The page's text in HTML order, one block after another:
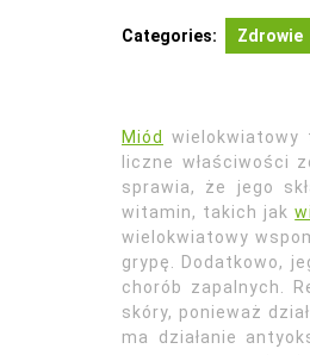
Categories: Zdrowie
Miód
liczne właściwości
sprawia, że jego
witamin, takich jak
wielokwiatowy
grypę. Dodatkowo,
chorób zapalnych.
skóry, ponieważ
ma działanie